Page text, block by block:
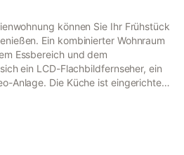
können Sie Ihr Frühstück
Ein kombinierter Wohnraum
Essbereich und dem
ein LCD-Flachbildfernseher, ein
Anlage. Die Küche ist eingerichtet
und eine Kaffeemaschine. Im